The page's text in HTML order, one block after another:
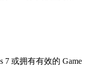
7 或拥有有效的 Game